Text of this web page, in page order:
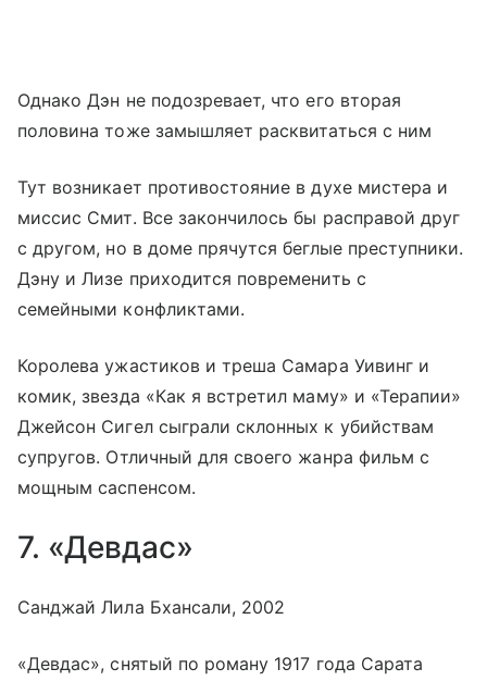
Однако Дэн не подозревает, что его вторая
половина тоже замышляет расквитаться с ним
Тут возникает противостояние в духе мистера и
миссис Смит. Все закончилось бы расправой друг
с другом, но в доме прячутся беглые преступники.
Дэну и Лизе приходится повременить с
семейными конфликтами.
Королева ужастиков и треша Самара Уивинг и
комик, звезда «Как я встретил маму» и «Терапии»
Джейсон Сигел сыграли склонных к убийствам
супругов. Отличный для своего жанра фильм с
мощным саспенсом.
7. «Девдас»
Санджай Лила Бхансали, 2002
«Девдас», снятый по роману 1917 года Сарата